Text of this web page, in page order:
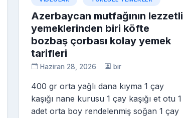
Azerbaycan mutfağının lezzetli
yemeklerinden biri köfte
bozbaş çorbası kolay yemek
tarifleri
Haziran 28, 2026 bir
400 gr orta yağlı dana kıyma 1 çay
kaşığı nane kurusu 1 çay kaşığı et otu 1
adet orta boy rendelenmiş soğan 1 çay